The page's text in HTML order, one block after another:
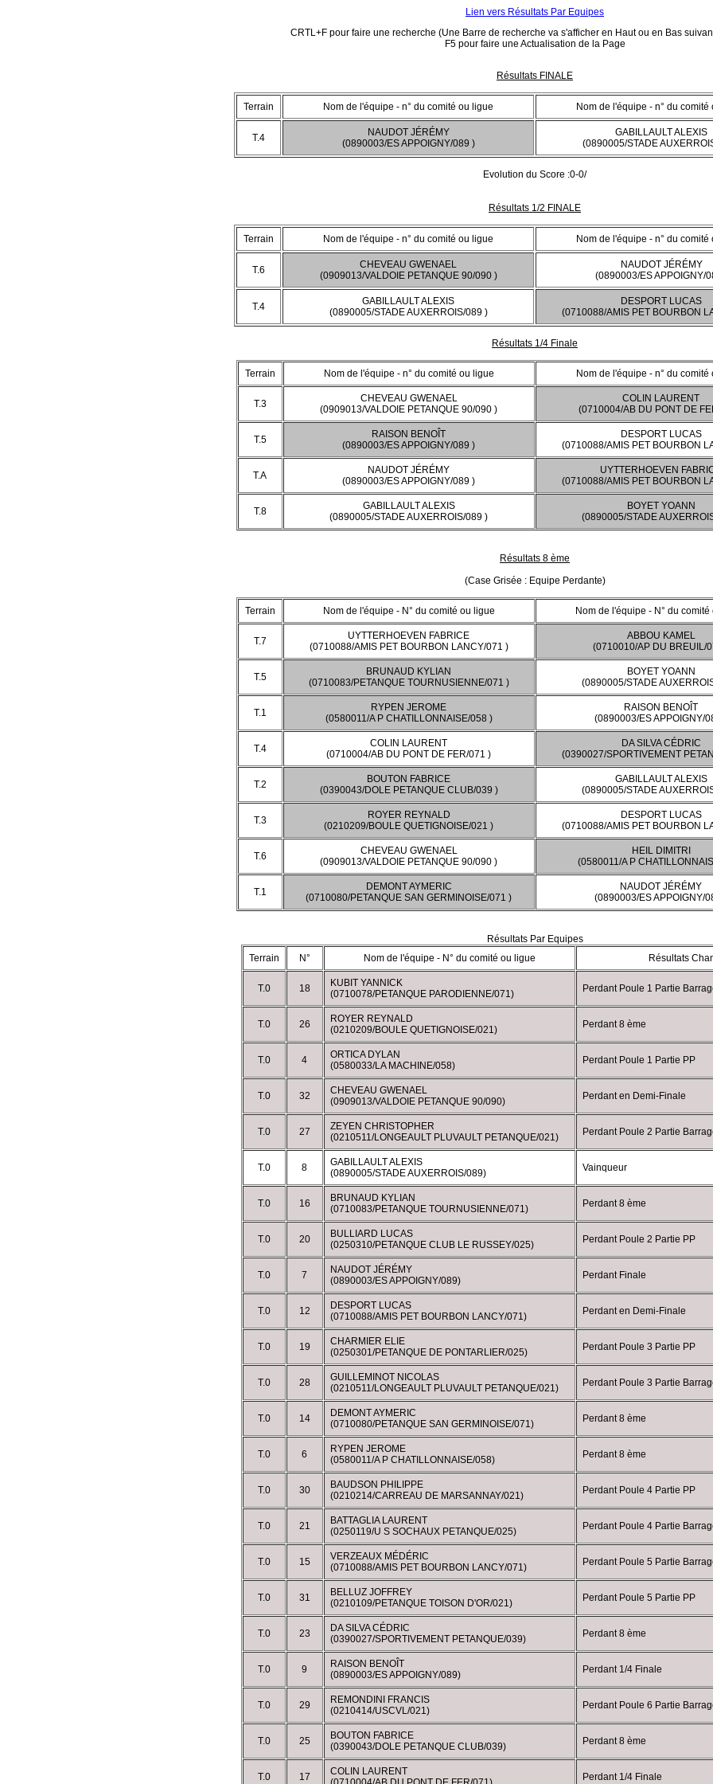
Lien vers Résultats Par Equipes
CRTL+F pour faire une recherche (Une Barre de recherche va s'afficher en Haut ou en Bas
F5 pour faire une Actualisation de la Page
Résultats FINALE
Terrain Nom de l'équipe - n° du comité ou ligue Nom de l'équipe - n° du comité
T.4
NAUDOT JÉRÉMY
(0890003/ES APPOIGNY/089 )
GABILLAULT ALEXIS
(0890005/STADE
Evolution du Score :0-0/
Résultats 1/2 FINALE
Terrain Nom de l'équipe - n° du comité ou ligue Nom de l'équipe - n° du comité
T.6
CHEVEAU GWENAEL
(0909013/VALDOIE PETANQUE 90/090 )
NAUDOT JÉRÉMY
(0890003/ES APPOIGNY/
T.4
GABILLAULT ALEXIS
(0890005/STADE AUXERROIS/089 )
DESPORT LUCAS
(0710088/AMIS PET BOURBON
Résultats 1/4 Finale
Terrain Nom de l'équipe - n° du comité ou ligue Nom de l'équipe - n° du comité
T.3
CHEVEAU GWENAEL
(0909013/VALDOIE PETANQUE 90/090 )
COLIN LAURENT
(0710004/AB DU PONT DE
T.5
RAISON BENOÎT
(0890003/ES APPOIGNY/089 )
DESPORT LUCAS
(0710088/AMIS PET BOURBON
T.A
NAUDOT JÉRÉMY
(0890003/ES APPOIGNY/089 )
UYTTERHOEVEN
(0710088/AMIS PET BOURBON
T.8
GABILLAULT ALEXIS
(0890005/STADE AUXERROIS/089 )
BOYET YOANN
(0890005/STADE
Résultats 8 ème
(Case Grisée : Equipe Perdante)
Terrain Nom de l'équipe - N° du comité ou ligue Nom de l'équipe - N° du comité
T.7
UYTTERHOEVEN FABRICE
(0710088/AMIS PET BOURBON LANCY/071 )
ABBOU KAMEL
(0710010/AP DU BREUIL/
T.5
BRUNAUD KYLIAN
(0710083/PETANQUE TOURNUSIENNE/071 )
BOYET YOANN
(0890005/STADE
T.1
RYPEN JEROME
(0580011/A P CHATILLONNAISE/058 )
RAISON BENOÎT
(0890003/ES APPOIGNY/
T.4
COLIN LAURENT
(0710004/AB DU PONT DE FER/071 )
DA SILVA CÉDRIC
(0390027/SPORTIVEMENT
T.2
BOUTON FABRICE
(0390043/DOLE PETANQUE CLUB/039 )
GABILLAULT ALEXIS
(0890005/STADE
T.3
ROYER REYNALD
(0210209/BOULE QUETIGNOISE/021 )
DESPORT LUCAS
(0710088/AMIS PET BOURBON
T.6
CHEVEAU GWENAEL
(0909013/VALDOIE PETANQUE 90/090 )
HEIL DIMITRI
(0580011/A P
T.1
DEMONT AYMERIC
(0710080/PETANQUE SAN GERMINOISE/071 )
NAUDOT JÉRÉMY
(0890003/ES APPOIGNY/
Résultats Par Equipes
Terrain
N° Nom de l'équipe - N° du comité ou ligue Résultats
T.0 18
KUBIT YANNICK
(0710078/PETANQUE PARODIENNE/071)
Perdant Poule 1 Partie
T.0 26
ROYER REYNALD
(0210209/BOULE QUETIGNOISE/021)
Perdant 8 ème
T.0 4
ORTICA DYLAN
(0580033/LA MACHINE/058)
Perdant Poule 1 Partie PP
T.0 32
CHEVEAU GWENAEL
(0909013/VALDOIE PETANQUE 90/090)
Perdant en Demi-Finale
T.0 27
ZEYEN CHRISTOPHER
(0210511/LONGEAULT PLUVAULT PETANQUE/021)
Perdant Poule 2 Partie
T.0 8
GABILLAULT ALEXIS
(0890005/STADE AUXERROIS/089)
Vainqueur
T.0 16
BRUNAUD KYLIAN
(0710083/PETANQUE TOURNUSIENNE/071)
Perdant 8 ème
T.0 20
BULLIARD LUCAS
(0250310/PETANQUE CLUB LE RUSSEY/025)
Perdant Poule 2 Partie PP
T.0 7
NAUDOT JÉRÉMY
(0890003/ES APPOIGNY/089)
Perdant Finale
T.0 12
DESPORT LUCAS
(0710088/AMIS PET BOURBON LANCY/071)
Perdant en Demi-Finale
T.0 19
CHARMIER ELIE
(0250301/PETANQUE DE PONTARLIER/025)
Perdant Poule 3 Partie PP
T.0 28
GUILLEMINOT NICOLAS
(0210511/LONGEAULT PLUVAULT PETANQUE/021)
Perdant Poule 3 Partie
T.0 14
DEMONT AYMERIC
(0710080/PETANQUE SAN GERMINOISE/071)
Perdant 8 ème
T.0 6
RYPEN JEROME
(0580011/A P CHATILLONNAISE/058)
Perdant 8 ème
T.0 30
BAUDSON PHILIPPE
(0210214/CARREAU DE MARSANNAY/021)
Perdant Poule 4 Partie PP
T.0 21
BATTAGLIA LAURENT
(0250119/U S SOCHAUX PETANQUE/025)
Perdant Poule 4 Partie
T.0 15
VERZEAUX MÉDÉRIC
(0710088/AMIS PET BOURBON LANCY/071)
Perdant Poule 5 Partie
T.0 31
BELLUZ JOFFREY
(0210109/PETANQUE TOISON D'OR/021)
Perdant Poule 5 Partie PP
T.0 23
DA SILVA CÉDRIC
(0390027/SPORTIVEMENT PETANQUE/039)
Perdant 8 ème
T.0 9
RAISON BENOÎT
(0890003/ES APPOIGNY/089)
Perdant 1/4 Finale
T.0 29
REMONDINI FRANCIS
(0210414/USCVL/021)
Perdant Poule 6 Partie
T.0 25
BOUTON FABRICE
(0390043/DOLE PETANQUE CLUB/039)
Perdant 8 ème
T.0 17
COLIN LAURENT
Perdant 1/4 Finale